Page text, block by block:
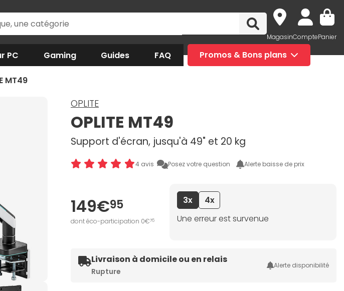
MagasinComptePanier
PC Gaming Guides FAQ Promos & Bons plans
MT49
OPLITE
OPLITE MT49
Support d'écran, jusqu'à 49" et 20 kg
4 avis Posez votre question Alerte baisse de prix
149€95
dont éco-participation 0€76
3x
4x
Une erreur est survenue
Livraison à domicile ou en relais
Rupture
Alerte disponibilité